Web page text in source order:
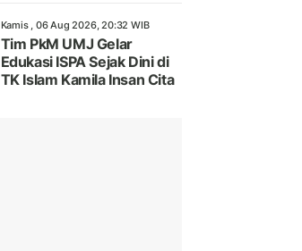
Kamis , 06 Aug 2026, 20:32 WIB
Tim PkM UMJ Gelar
Edukasi ISPA Sejak Dini di
TK Islam Kamila Insan Cita